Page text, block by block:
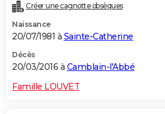
Créer une cagnotte obsèques
Naissance
20/07/1981 à Sainte-Catherine
Décès
20/03/2016 à Camblain-l'Abbé
Famille LOUVET